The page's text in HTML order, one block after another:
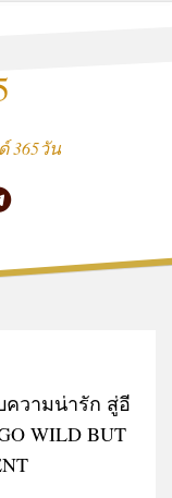
365วัน
ความน่ารัก สู่อี
WILD BUT